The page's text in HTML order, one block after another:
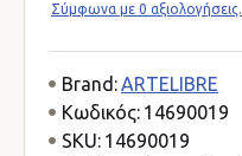
Σύμφωνα με 0 αξιολογήσεις.
Brand:ARTELIBRE
Κωδικός: 14690019
SKU: 14690019